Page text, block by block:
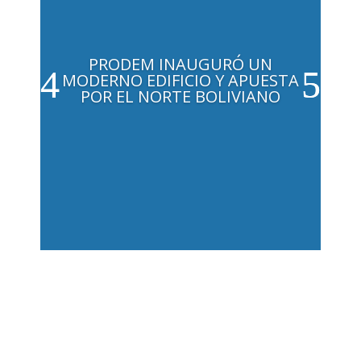
PRODEM INAUGURÓ UN
MODERNO EDIFICIO Y APUESTA
POR EL NORTE BOLIVIANO